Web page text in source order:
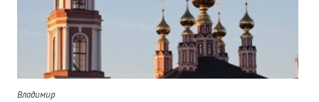
Владимир